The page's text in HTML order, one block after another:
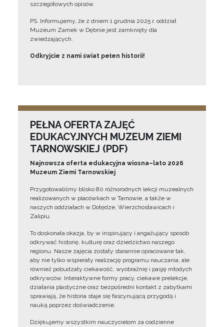
szczegółowych opisów.
PS. Informujemy, że z dniem 1 grudnia 2025 r. oddział
Muzeum Zamek w Dębnie jest zamknięty dla
zwiedzających.
Odkryjcie z nami świat pełen historii!
PEŁNA OFERTA ZAJĘĆ
EDUKACYJNYCH MUZEUM ZIEMI
TARNOWSKIEJ (PDF)
Najnowsza oferta edukacyjna wiosna–lato 2026
Muzeum Ziemi Tarnowskiej
Przygotowaliśmy blisko 80 różnorodnych lekcji muzealnych
realizowanych w placówkach w Tarnowie, a także w
naszych oddziałach w Dołędze, Wierzchosławicach i
Zalipiu.
To doskonała okazja, by w inspirujący i angażujący sposób
odkrywać historię, kulturę oraz dziedzictwo naszego
regionu. Nasze zajęcia zostały starannie opracowane tak,
aby nie tylko wspierały realizację programu nauczania, ale
również pobudzały ciekawość, wyobraźnię i pasję młodych
odkrywców. Interaktywne formy pracy, ciekawe prelekcje,
działania plastyczne oraz bezpośredni kontakt z zabytkami
sprawiają, że historia staje się fascynującą przygodą i
nauką poprzez doświadczenie.
Dziękujemy wszystkim nauczycielom za codzienne